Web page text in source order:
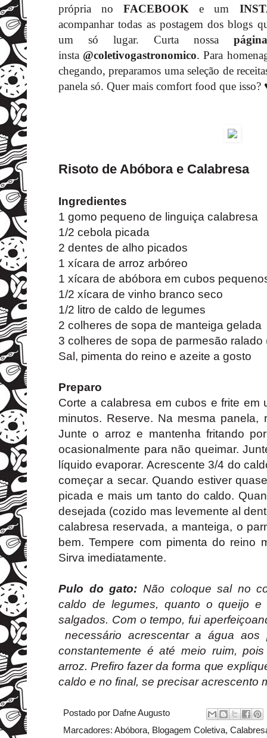
própria noFACEBOOK e um
acompanhar todas as postagem dos blogs
um só lugar. Curta nossa
insta @coletivogastronomico. Para
chegando, preparamos uma seleção de
panela só. Quer mais comfort food que isso?
Risoto de Abóbora e Calabresa
Ingredientes
1 gomo pequeno de linguiça calabresa
1/2 cebola picada
2 dentes de alho picados
1 xícara de arroz arbóreo
1 xícara de abóbora em cubos
1/2 xícara de vinho branco seco
1/2 litro de caldo de legumes
2 colheres de sopa de manteiga gelada
3 colheres de sopa de parmesão ralado
Sal, pimenta do reino e azeite a gosto
Preparo
Corte a calabresa em cubos e frite em
minutos. Reserve. Na mesma
Junte o arroz e mantenha fritando
ocasionalmente para não queimar.
líquido evaporar. Acrescente 3/4 do
começar a secar. Quando estiver
picada e mais um tanto do caldo.
desejada (cozido mas levemente al
calabresa reservada, a manteiga, o
bem. Tempere com pimenta do reino
Sirva imediatamente.
Pulo do gato: Não coloque sal no
caldo de legumes, quanto o queijo
salgados. Com o tempo, fui
necessário acrescentar a água
constantemente é até meio ruim,
arroz. Prefiro fazer da forma que
caldo e no final, se precisar acrescento
Postado por Dafne Augusto
Marcadores: Abóbora, Blogagem Coletiva,